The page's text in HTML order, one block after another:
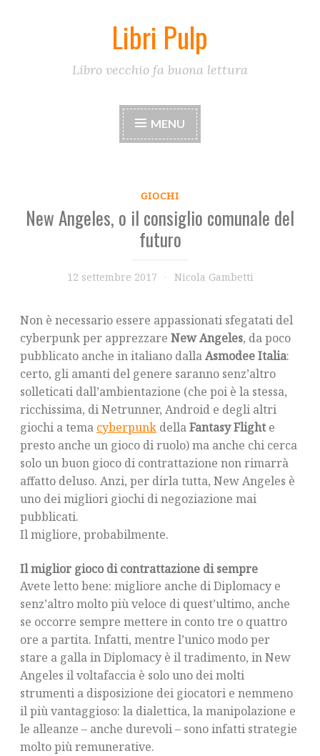
Libri Pulp
Libro vecchio fa buona lettura
MENU
GIOCHI
New Angeles, o il consiglio comunale del
futuro
12 settembre 2017 Nicola Gambetti
Non è necessario essere appassionati sfegatati del
cyberpunk per apprezzare New Angeles, da poco
pubblicato anche in italiano dallaAsmodee Italia:
certo, gli amanti del genere saranno senz’altro
solleticati dall’ambientazione (che poi è la stessa,
ricchissima, di Netrunner, Android e degli altri
giochi a tema cyberpunk dellaFantasy Flighte
presto anche un gioco di ruolo) ma anche chi cerca
solo un buon gioco di contrattazione non rimarrà
affatto deluso. Anzi, per dirla tutta, New Angeles è
uno dei migliori giochi di negoziazione mai
pubblicati.
Il migliore, probabilmente.
Il miglior gioco di contrattazione di sempre
Avete letto bene: migliore anche di Diplomacy e
senz’altro molto più veloce di quest’ultimo, anche
se occorre sempre mettere in conto tre o quattro
ore a partita. Infatti, mentre l’unico modo per
stare a galla in Diplomacy è il tradimento, in New
Angeles il voltafaccia è solo uno dei molti
strumenti a disposizione dei giocatori e nemmeno
il più vantaggioso: la dialettica, la manipolazione e
le alleanze – anche durevoli – sono infatti strategie
molto più remunerative.